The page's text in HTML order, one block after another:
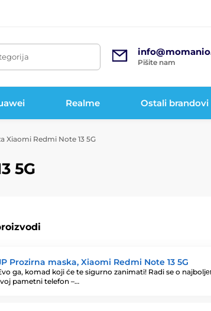
Pišite nam
Realme Ostali brandovi
Xiaomi Redmi Note 13 5G
5G
Prozirna maska, Xiaomi Redmi Note 13 5G
ga, komad koji će te sigurno zanimati! Radi se o
pametni telefon –…